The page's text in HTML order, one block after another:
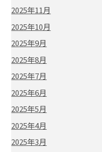
2025年11月
2025年10月
2025年9月
2025年8月
2025年7月
2025年6月
2025年5月
2025年4月
2025年3月